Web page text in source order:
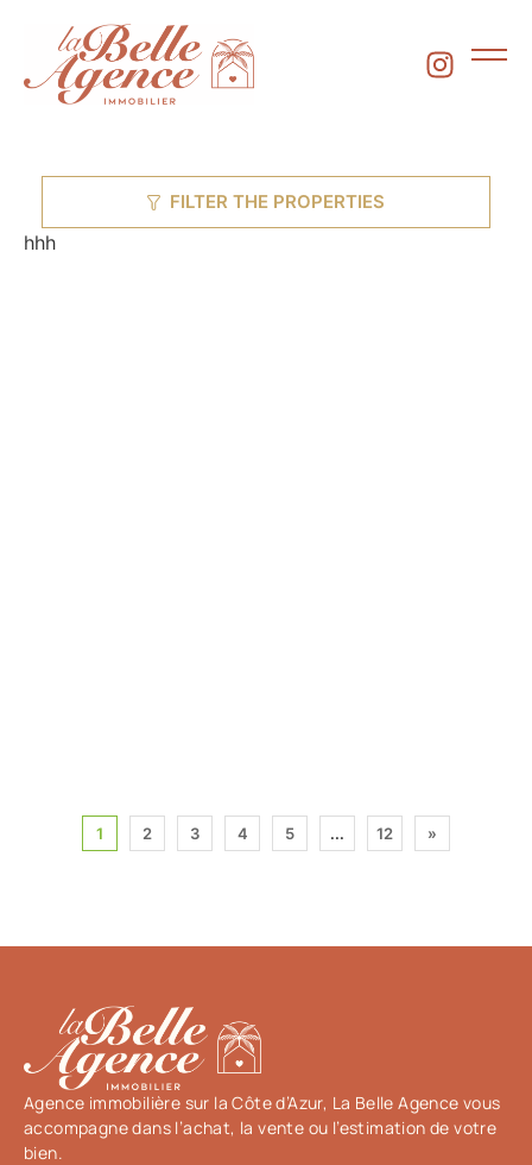
FILTER THE PROPERTIES
hhh
1 2 3 4 5 ... 12 »
Agence immobilière sur la Côte d’Azur, La Belle Agence vous
accompagne dans l’achat, la vente ou l’estimation de votre
bien.